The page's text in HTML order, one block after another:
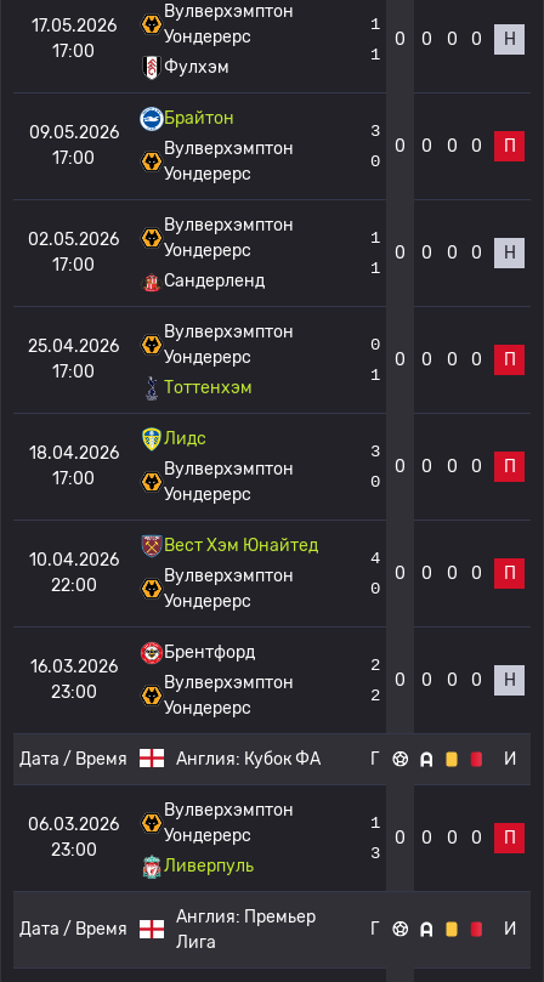
17.05.2026
17:00
Вулверхэмптон
Уондерерс
Фулхэм
1
1
0 0 0 0 Н
09.05.2026
17:00
Брайтон
Вулверхэмптон
Уондерерс
3
0
0 0 0 0 П
02.05.2026
17:00
Вулверхэмптон
Уондерерс
Сандерленд
1
1
0 0 0 0 Н
25.04.2026
17:00
Вулверхэмптон
Уондерерс
Тоттенхэм
0
1
0 0 0 0 П
18.04.2026
17:00
Лидс
Вулверхэмптон
Уондерерс
3
0
0 0 0 0 П
10.04.2026
22:00
Вест Хэм Юнайтед
Вулверхэмптон
Уондерерс
4
0
0 0 0 0 П
16.03.2026
23:00
Брентфорд
Вулверхэмптон
Уондерерс
2
2
0 0 0 0 Н
Дата / Время Англия: Кубок ФА Г И
06.03.2026
23:00
Вулверхэмптон
Уондерерс
Ливерпуль
1
3
0 0 0 0 П
Дата / Время
Англия: Премьер
Лига
Г И